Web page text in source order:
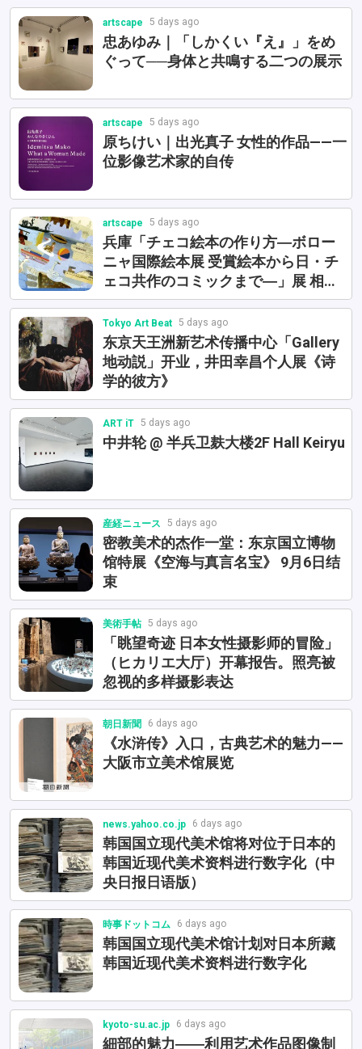
artscape 5 days ago
忠あゆみ｜「しかくい『え』」をめ
ぐって──身体と共鳴する二つの展示
artscape 5 days ago
原ちけい｜出光真子 女性的作品——一
位影像艺术家的自传
artscape 5 days ago
兵庫「チェコ絵本の作り方―ボロー
ニャ国際絵本展 受賞絵本から日・チ
ェコ共作のコミックまで―」展 相关
活动
Tokyo Art Beat 5 days ago
东京天王洲新艺术传播中心「Gallery
地动説」开业，井田幸昌个人展《诗
学的彼方》
ART iT 5 days ago
中井轮 @ 半兵卫麸大楼2F Hall Keiryu
産経ニュース 5 days ago
密教美术的杰作一堂：东京国立博物
馆特展《空海与真言名宝》 9月6日结
束
美術手帖 5 days ago
「眺望奇迹 日本女性摄影师的冒险」
（ヒカリエ大厅）开幕报告。照亮被
忽视的多样摄影表达
朝日新聞 6 days ago
《水浒传》入口，古典艺术的魅力——
大阪市立美术馆展览
news.yahoo.co.jp 6 days ago
韩国国立现代美术馆将对位于日本的
韩国近现代美术资料进行数字化（中
央日报日语版）
時事ドットコム 6 days ago
韩国国立现代美术馆计划对日本所藏
韩国近现代美术资料进行数字化
kyoto-su.ac.jp 6 days ago
細部的魅力――利用艺术作品图像制